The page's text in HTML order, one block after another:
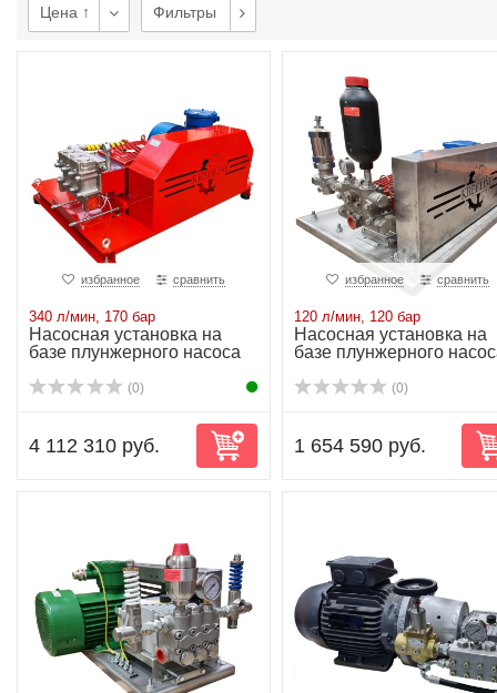
Цена ↑ Фильтры
избранное сравнить
340 л/мин, 170 бар
Насосная установка на
базе плунжерного насоса
(0)
4 112 310 руб.
избранное сравнить
120 л/мин, 120 бар
Насосная установка на
базе плунжерного
(0)
1 654 590 руб.